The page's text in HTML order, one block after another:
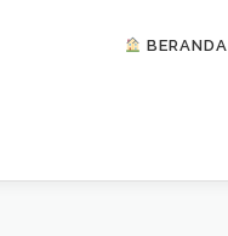
BERANDA